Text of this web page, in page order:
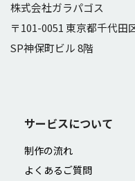
株式会社ガラパゴス
〒101-0051 東京都千代田
SP神保町ビル 8階
サービスについて
制作の流れ
よくあるご質問